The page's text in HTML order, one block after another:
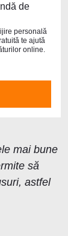
de
personală
te ajută
online.
mai bune
să
astfel